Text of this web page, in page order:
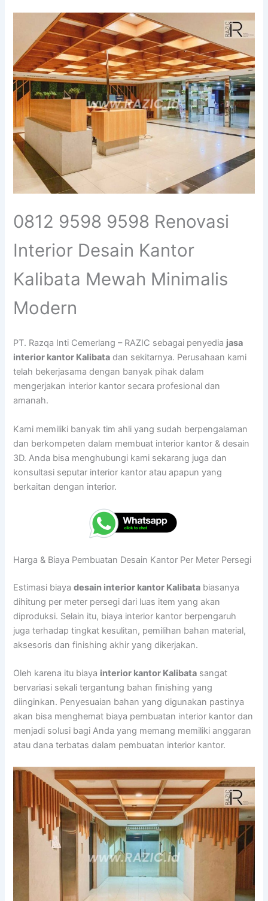
0812 9598 9598 Renovasi
Interior Desain Kantor
Kalibata Mewah Minimalis
Modern
PT. Razqa Inti Cemerlang – RAZIC sebagai penyedia jasa
interior kantor Kalibata dan sekitarnya. Perusahaan kami
telah bekerjasama dengan banyak pihak dalam
mengerjakan interior kantor secara profesional dan
amanah.
Kami memiliki banyak tim ahli yang sudah berpengalaman
dan berkompeten dalam membuat interior kantor & desain
3D. Anda bisa menghubungi kami sekarang juga dan
konsultasi seputar interior kantor atau apapun yang
berkaitan dengan interior.
Harga & Biaya Pembuatan Desain Kantor Per Meter Persegi
Estimasi biayadesain interior kantor Kalibata biasanya
dihitung per meter persegi dari luas item yang akan
diproduksi. Selain itu, biaya interior kantor berpengaruh
juga terhadap tingkat kesulitan, pemilihan bahan material,
aksesoris dan finishing akhir yang dikerjakan.
Oleh karena itu biaya interior kantor Kalibata sangat
bervariasi sekali tergantung bahan finishing yang
diinginkan. Penyesuaian bahan yang digunakan pastinya
akan bisa menghemat biaya pembuatan interior kantor dan
menjadi solusi bagi Anda yang memang memiliki anggaran
atau dana terbatas dalam pembuatan interior kantor.